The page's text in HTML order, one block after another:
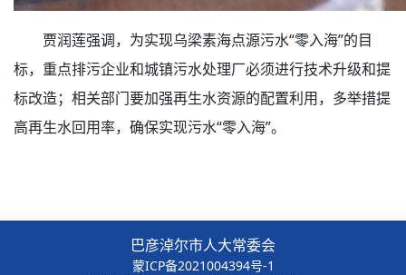
贾润莲强调，为实现乌梁素海点源污水“零入海”的目
标，重点排污企业和城镇污水处理厂必须进行技术升级和提
标改造；相关部门要加强再生水资源的配置利用，多举措提
高再生水回用率，确保实现污水“零入海”。
巴彦淖尔市人大常委会
蒙ICP备2021004394号-1